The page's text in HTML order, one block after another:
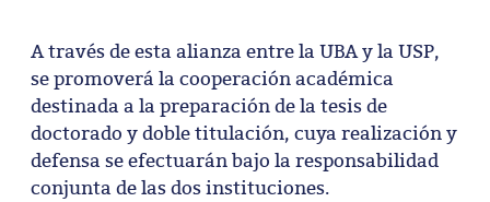
A través de esta alianza entre la UBA y la USP,
se promoverá la cooperación académica
destinada a la preparación de la tesis de
doctorado y doble titulación, cuya realización y
defensa se efectuarán bajo la responsabilidad
conjunta de las dos instituciones.